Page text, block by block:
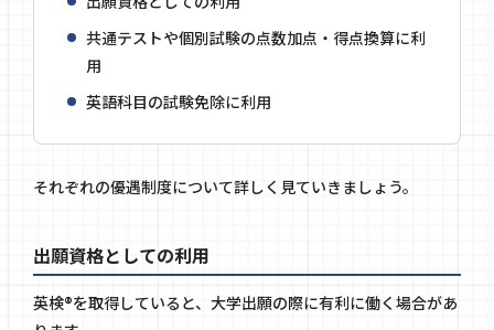
共通テストや個別試験の点数加点・得点換算に利
用
英語科目の試験免除に利用
それぞれの優遇制度について詳しく見ていきましょう。
出願資格としての利用
英検®を取得していると、大学出願の際に有利に働く場合があ